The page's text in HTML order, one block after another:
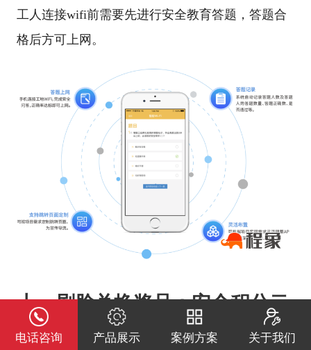
工人连接wifi前需要先进行安全教育答题，答题合
格后方可上网。
十、刷脸兑换奖品：安全积分云
超市
电话咨询 产品展示 案例方案 关于我们